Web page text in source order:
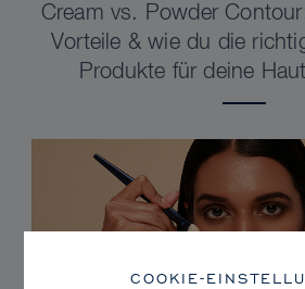
Cream vs. Powder
Vorteile & wie du die
Produkte für deine
COOKIE-